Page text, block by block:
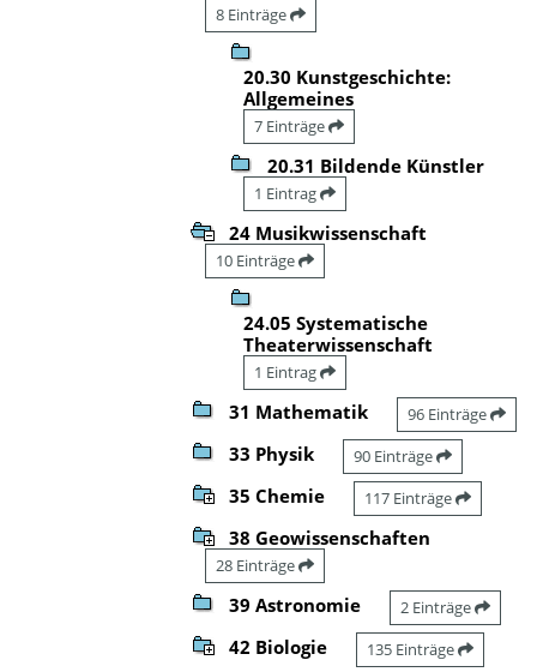
8 Einträge
20.30 Kunstgeschichte:
Allgemeines
7 Einträge
20.31 Bildende Künstler
1 Eintrag
24 Musikwissenschaft
10 Einträge
24.05 Systematische
Theaterwissenschaft
1 Eintrag
31 Mathematik 96 Einträge
33 Physik 90 Einträge
35 Chemie 117 Einträge
38 Geowissenschaften
28 Einträge
39 Astronomie 2 Einträge
42 Biologie 135 Einträge